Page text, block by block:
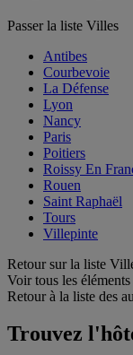
Passer la liste Villes
Antibes
Courbevoie
La Défense
Lyon
Nancy
Paris
Poitiers
Roissy En
Rouen
Saint Raphaël
Tours
Villepinte
Retour sur la liste
Voir tous les
Retour à la liste des
Trouvez